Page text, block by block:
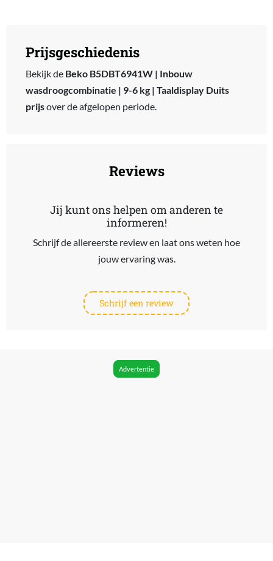
Prijsgeschiedenis
Bekijk de Beko B5DBT6941W | Inbouw
wasdroogcombinatie | 9-6 kg | Taaldisplay Duits
prijsover de afgelopen periode.
Reviews
Jij kunt ons helpen om anderen te
informeren!
Schrijf de allereerste review en laat ons weten hoe
jouw ervaring was.
Schrijf een review
Advertentie